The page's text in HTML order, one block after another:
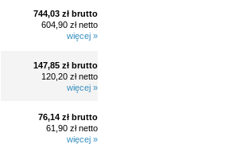
744,03 zł brutto
604,90 zł netto
więcej »
147,85 zł brutto
120,20 zł netto
więcej »
76,14 zł brutto
61,90 zł netto
więcej »